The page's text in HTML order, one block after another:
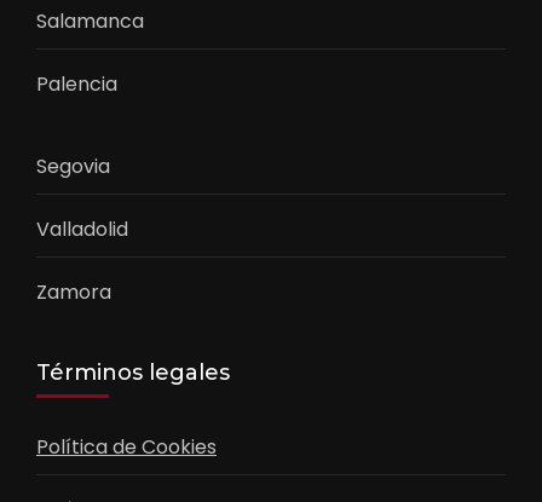
Salamanca
Palencia
Segovia
Valladolid
Zamora
Términos legales
Política de Cookies